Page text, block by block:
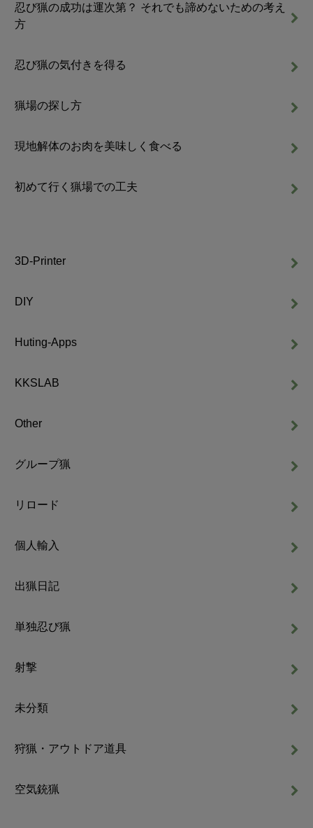
忍び猟の成功は運次第？ それでも諦めないための考え
方
忍び猟の気付きを得る
猟場の探し方
現地解体のお肉を美味しく食べる
初めて行く猟場での工夫
3D-Printer
DIY
Huting-Apps
KKSLAB
Other
グループ猟
リロード
個人輸入
出猟日記
単独忍び猟
射撃
未分類
狩猟・アウトドア道具
空気銃猟